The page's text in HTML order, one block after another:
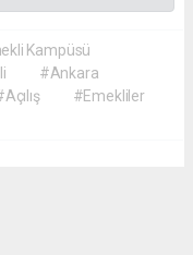
Kampüsü
#Ankara
#Emekliler